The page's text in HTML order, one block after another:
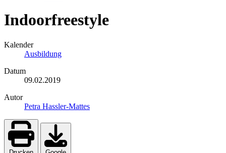
Indoorfreestyle
Kalender
Ausbildung
Datum
09.02.2019
Autor
Petra Hassler-Mattes